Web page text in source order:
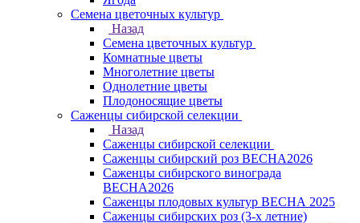
Семена цветочных культур
Назад
Семена цветочных культур
Комнатные цветы
Многолетние цветы
Однолетние цветы
Плодоносящие цветы
Саженцы сибирской селекции
Назад
Саженцы сибирской селекции
Саженцы сибирский роз ВЕСНА2026
Саженцы сибирского винограда
ВЕСНА2026
Саженцы плодовых культур ВЕСНА 2025
Саженцы сибирских роз (3-х летние)